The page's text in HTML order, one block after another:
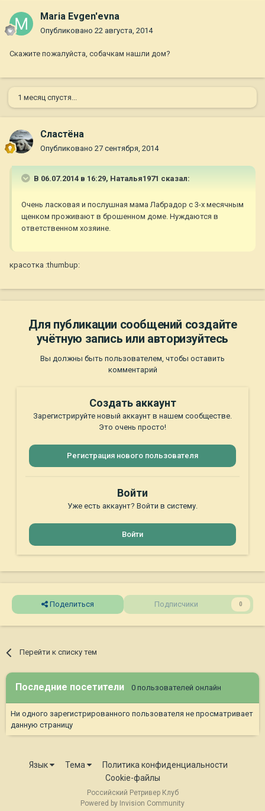
Maria Evgen'evna
Опубликовано 22 августа, 2014
Скажите пожалуйста, собачкам нашли дом?
1 месяц спустя...
Сластёна
Опубликовано 27 сентября, 2014
В 06.07.2014 в 16:29, Наталья1971 сказал:
Очень ласковая и послушная мама Лабрадор с 3-х месячным
щенком проживают в брошенном доме. Нуждаются в
ответственном хозяине.
красотка :thumbup:
Для публикации сообщений создайте
учётную запись или авторизуйтесь
Вы должны быть пользователем, чтобы оставить
комментарий
Создать аккаунт
Зарегистрируйте новый аккаунт в нашем сообществе.
Это очень просто!
Регистрация нового пользователя
Войти
Уже есть аккаунт? Войти в систему.
Войти
Поделиться Подписчики 0
Перейти к списку тем
Последние посетители 0 пользователей онлайн
Ни одного зарегистрированного пользователя не просматривает
данную страницу
Язык Тема
Политика конфиденциальности
Cookie-файлы
Российский Ретривер Клуб
Powered by Invision Community